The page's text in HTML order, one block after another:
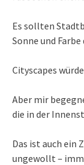
Es sollten
Sonne und
Cityscapes
Aber mir
die in der
Das ist auch ein
ungewollt –